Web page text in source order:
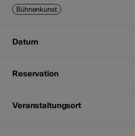
Bühnenkunst
Datum
Reservation
Veranstaltungsort